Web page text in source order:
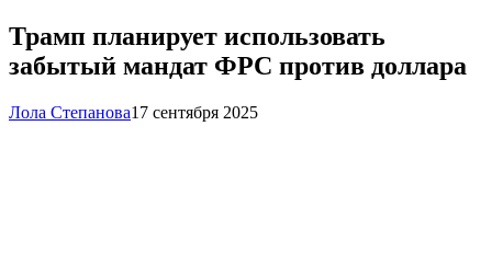
Трамп планирует использовать
забытый мандат ФРС против доллара
Лола Степанова17 сентября 2025